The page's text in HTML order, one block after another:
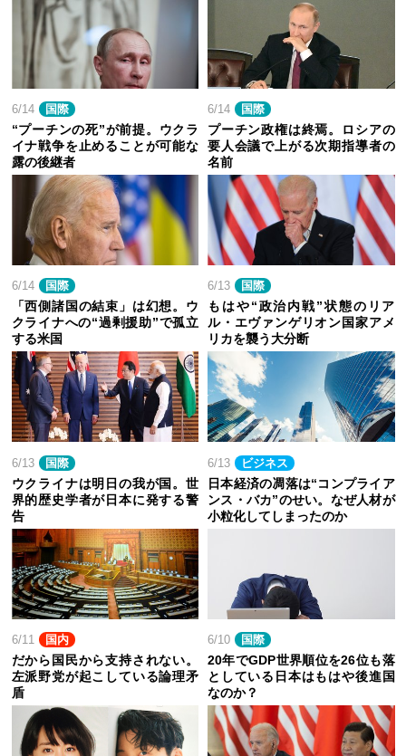
6/14 国際
“プーチンの死”が前提。ウクラ
イナ戦争を止めることが可能な
露の後継者
6/14 国際
プーチン政権は終焉。ロシアの
要人会議で上がる次期指導者の
名前
6/14 国際
「西側諸国の結束」は幻想。ウ
クライナへの“過剰援助”で孤立
する米国
6/13 国際
もはや“政治内戦”状態のリア
ル・エヴァンゲリオン国家アメ
リカを襲う大分断
6/13 国際
ウクライナは明日の我が国。世
界的歴史学者が日本に発する警
告
6/13 ビジネス
日本経済の凋落は“コンプライア
ンス・バカ”のせい。なぜ人材が
小粒化してしまったのか
6/11 国内
だから国民から支持されない。
左派野党が起こしている論理矛
盾
6/10 国際
20年でGDP世界順位を26位も落
としている日本はもはや後進国
なのか？